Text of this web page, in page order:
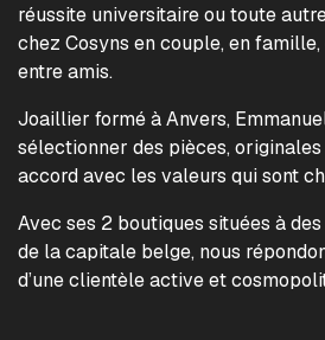
réussite universitaire ou toute
chez Cosyns en couple, en
entre amis.
Joaillier formé à Anvers,
sélectionner des pièces,
accord avec les valeurs qui sont
Avec ses 2 boutiques situées à
de la capitale belge, nous
d’une clientèle active et